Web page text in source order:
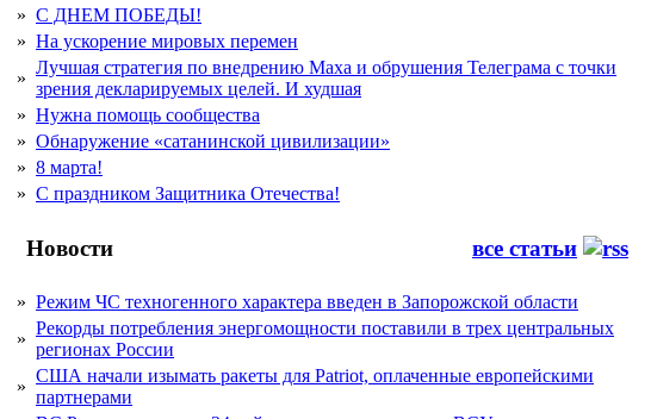
» С ДНЕМ ПОБЕДЫ!
» На ускорение мировых перемен
»
Лучшая стратегия по внедрению Маха и обрушения Телеграма с точки
зрения декларируемых целей. И худшая
» Нужна помощь сообщества
» Обнаружение «сатанинской цивилизации»
» 8 марта!
» С праздником Защитника Отечества!
Новости все статьи
» Режим ЧС техногенного характера введен в Запорожской области
»
Рекорды потребления энергомощности поставили в трех центральных
регионах России
»
США начали изымать ракеты для Patriot, оплаченные европейскими
партнерами